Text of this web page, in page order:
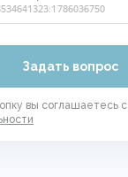
Задать вопрос
вы соглашаетесь с